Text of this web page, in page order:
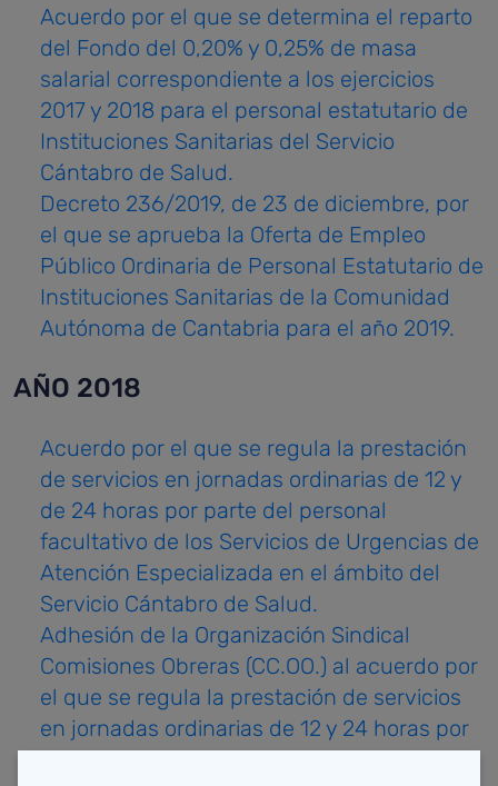
Acuerdo por el que se determina el reparto
del Fondo del 0,20% y 0,25% de masa
salarial correspondiente a los ejercicios
2017 y 2018 para el personal estatutario de
Instituciones Sanitarias del Servicio
Cántabro de Salud.
Decreto 236/2019, de 23 de diciembre, por
el que se aprueba la Oferta de Empleo
Público Ordinaria de Personal Estatutario de
Instituciones Sanitarias de la Comunidad
Autónoma de Cantabria para el año 2019.
AÑO 2018
Acuerdo por el que se regula la prestación
de servicios en jornadas ordinarias de 12 y
de 24 horas por parte del personal
facultativo de los Servicios de Urgencias de
Atención Especializada en el ámbito del
Servicio Cántabro de Salud.
Adhesión de la Organización Sindical
Comisiones Obreras (CC.OO.) al acuerdo por
el que se regula la prestación de servicios
en jornadas ordinarias de 12 y 24 horas por
parte del personal facultativo de los